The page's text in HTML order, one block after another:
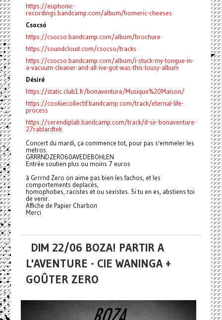
https://euphonic-
recordings.bandcamp.com/album/homeric-cheeses
Csocsó
https://csocso.bandcamp.com/album/brochure
https://soundcloud.com/csocso/tracks
https://csocso.bandcamp.com/album/i-stuck-my-tongue-in-
a-vacuum-cleaner-and-all-ive-got-was-this-lousy-album
Désiré
https://static.club1.fr/bonaventure/Musique%20Maison/
https://cookiecollectif.bandcamp.com/track/eternal-life-
process
https://serendiplab.bandcamp.com/track/d-sir-bonaventure-
27rablardtek
Concert du mardi, ça commence tot, pour pas s'emmeler les
metros.
GRRRNDZERO60AVEDEBOHLEN
Entrée soutien plus ou moins 7 euros
à Grrrnd Zero on aime pas bien les fachos, et les
comportements deplacés,
homophobes, racistes et ou sexistes. Si tu en es, abstiens toi
de venir.
Affiche de Papier Charbon
Merci
DIM 22/06 BOZA! PARTIR A
L'AVENTURE - CIE WANINGA +
GOÛTER ZERO